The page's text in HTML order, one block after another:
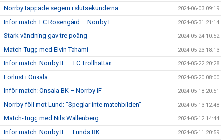
Norrby tappade segern i slutsekunderna 2024-06-03 09:19
Inför match: FC Rosengård – Norrby IF 2024-05-31 21:14
Stark vändning gav tre poäng 2024-05-24 10:52
Match-Tugg med Elvin Tahami 2024-05-23 18:13
Inför match: Norrby IF — FC Trollhättan 2024-05-22 20:28
Förlust i Onsala 2024-05-20 08:00
Inför match: Onsala BK – Norrby IF 2024-05-18 20:51
Norrby föll mot Lund: "Speglar inte matchbilden" 2024-05-13 12:48
Match-Tugg med Nils Wallenberg 2024-05-12 14:44
Inför match: Norrby IF – Lunds BK 2024-05-11 20:59